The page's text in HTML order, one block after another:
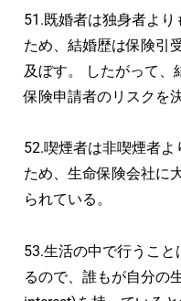
51.既婚者は独身者よ
ため、結婚歴は保険引
及ぼす。 したがって
保険申請者のリスクを
52.喫煙者は非喫煙者
ため、生命保険会社に
られている。
53.生活の中で行うこと
るので、誰もが自分の